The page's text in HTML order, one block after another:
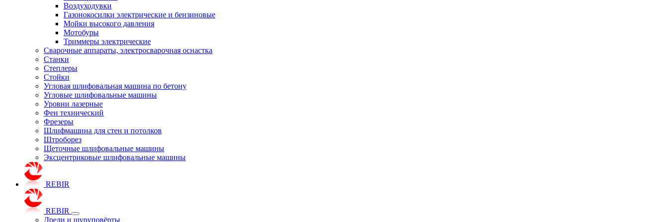
Воздуходувки
Газонокосилки электрические и бензиновые
Мойки высокого давления
Мотобуры
Триммеры электрические
Сварочные аппараты, электросварочная оснастка
Станки
Степлеры
Стойки
Угловая шлифовальная машина по бетону
Угловые шлифовальные машины
Уровни лазерные
Фен технический
Фрезеры
Шлифмашина для стен и потолков
Штроборез
Щеточные шлифовальные машины
Эксцентриковые шлифовальные машины
REBIR
REBIR
Дрели и шуруповёрты